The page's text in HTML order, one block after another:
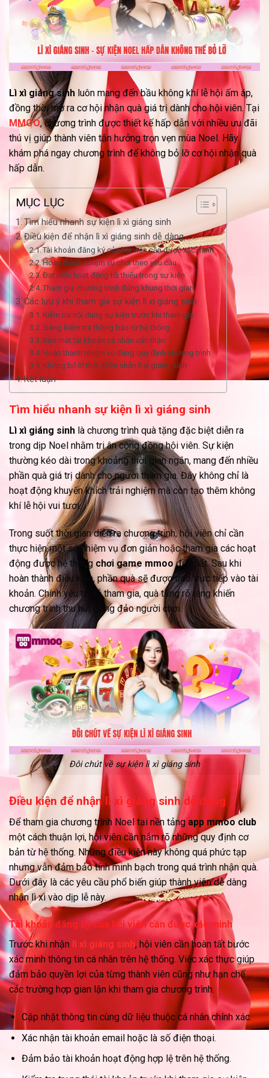
Lì xì giáng sinh luôn mang đến bầu không khí lễ hội ấm áp,
đồng thời mở ra cơ hội nhận quà giá trị dành cho hội viên. Tại
MMOO, chương trình được thiết kế hấp dẫn với nhiều ưu đãi
thú vị giúp thành viên tận hưởng trọn vẹn mùa Noel. Hãy
khám phá ngay chương trình để không bỏ lỡ cơ hội nhận quà
hấp dẫn.
MỤC LỤC
Tìm hiểu nhanh sự kiện lì xì giáng sinh
Điều kiện để nhận lì xì giáng sinh dễ dàng
Tài khoản đăng ký của hội viên cần được xác minh
Hoàn thành nhiệm vụ chơi theo yêu cầu
Đạt mốc hoạt động tối thiểu trong sự kiện
Tham gia chương trình đúng khung thời gian
Các lưu ý khi tham gia sự kiện lì xì giáng sinh
Kiểm tra nội dung sự kiện trước khi tham gia
Siêng kiểm tra thông báo từ hệ thống
Bảo mật tài khoản cá nhân cẩn thận
Hoàn thành nhiệm vụ đúng quy định chương trình
Không bỏ lỡ thời điểm nhận lì xì giáng sinh
Kết luận
Tìm hiểu nhanh sự kiện lì xì giáng sinh
Lì xì giáng sinh là chương trình quà tặng đặc biệt diễn ra
trong dịp Noel nhằm tri ân cộng đồng hội viên. Sự kiện
thường kéo dài trong khoảng thời gian ngắn, mang đến nhiều
phần quà giá trị dành cho người tham gia. Đây không chỉ là
hoạt động khuyến khích trải nghiệm mà còn tạo thêm không
khí lễ hội vui tươi.
Trong suốt thời gian diễn ra chương trình, hội viên chỉ cần
thực hiện một số nhiệm vụ đơn giản hoặc tham gia các hoạt
động được hệ thống chơi game mmoođề xuất. Sau khi
hoàn thành điều kiện, phần quà sẽ được trao trực tiếp vào tài
khoản. Chính yếu tố dễ tham gia, quà tặng rõ ràng khiến
chương trình thu hút đông đảo người chơi.
Đôi chút về sự kiện lì xì giáng sinh
Điều kiện để nhận lì xì giáng sinh dễ dàng
Để tham gia chương trình Noel tại nền tảngapp mmoo club
một cách thuận lợi, hội viên cần nắm rõ những quy định cơ
bản từ hệ thống. Những điều kiện này không quá phức tạp
nhưng vẫn đảm bảo tính minh bạch trong quá trình nhận quà.
Dưới đây là các yêu cầu phổ biến giúp thành viên dễ dàng
nhận lì xì vào dịp lễ này.
Tài khoản đăng ký của hội viên cần được xác minh
Trước khi nhận lì xì giáng sinh, hội viên cần hoàn tất bước
xác minh thông tin cá nhân trên hệ thống. Việc xác thực giúp
đảm bảo quyền lợi của từng thành viên cũng như hạn chế
các trường hợp gian lận khi tham gia chương trình.
Cập nhật thông tin cùng dữ liệu thuộc cá nhân chính xác.
Xác nhận tài khoản email hoặc là số điện thoại.
Đảm bảo tài khoản hoạt động hợp lệ trên hệ thống.